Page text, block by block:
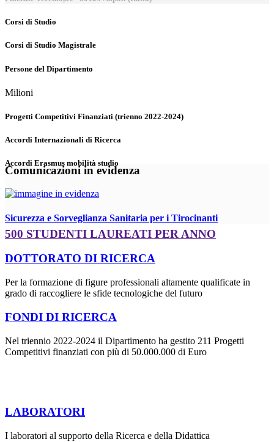
Corsi di Studio
Corsi di Studio Magistrale
Persone del Dipartimento
Milioni
Progetti Competitivi Finanziati (trienno 2022-2024)
Accordi Internazionali di Ricerca
Accordi Erasmus mobilità studio
Comunicazioni in evidenza
Sicurezza e Sorveglianza Sanitaria per i Tirocinanti
500 STUDENTI LAUREATI PER ANNO
DOTTORATO DI RICERCA
Per la formazione di figure professionali altamente qualificate in
grado di raccogliere le sfide tecnologiche del futuro
FONDI DI RICERCA
Nel triennio 2022-2024 il Dipartimento ha gestito 211 Progetti
Competitivi finanziati con più di 50.000.000 di Euro
LABORATORI
I laboratori al supporto della Ricerca e della Didattica